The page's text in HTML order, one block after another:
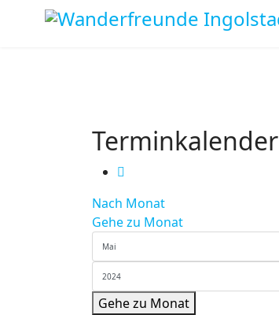
Terminkalender
Nach Monat
Gehe zu Monat
Gehe zu Monat